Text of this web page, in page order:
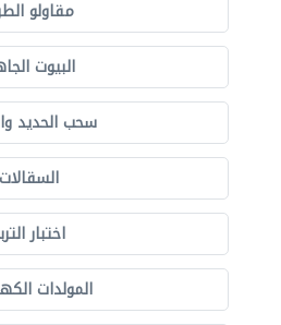
مقاولو
البيوت
سحب الحديد
السقالات
اختبار
المولدات